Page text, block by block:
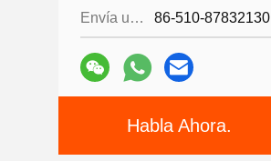
Envía un fax.: 86-510-87832130
Habla Ahora.